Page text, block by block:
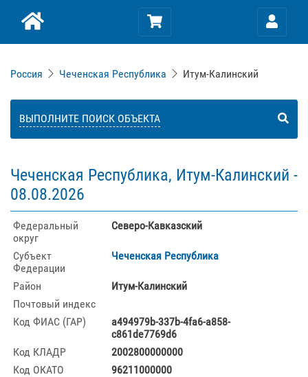
Россия Чеченская Республика Итум-Калинский
ВЫПОЛНИТЕ ПОИСК ОБЪЕКТА
Чеченская Республика, Итум-Калинский -
08.08.2026
Федеральный
округ
Северо-Кавказский
Субъект
Федерации
Чеченская Республика
Район
Итум-Калинский
Почтовый индекс
Код ФИАС (ГАР)
a494979b-337b-4fa6-a858-
c861de7769d6
Код КЛАДР
2002800000000
Код ОКАТО
96211000000